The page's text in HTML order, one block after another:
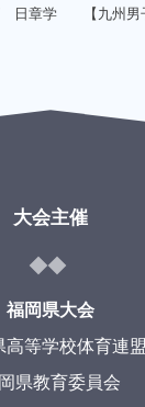
日章学
【九州
大会主催
福岡県大会
高等学校体育連盟
県教育委員会